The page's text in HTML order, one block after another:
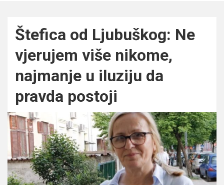
Štefica od Ljubuškog: Ne
vjerujem više nikome,
najmanje u iluziju da
pravda postoji